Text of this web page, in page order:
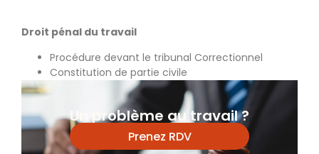
Droit pénal du travail
Procédure devant le tribunal Correctionnel
Constitution de partie civile
Un problème au travail ?
Prenez RDV